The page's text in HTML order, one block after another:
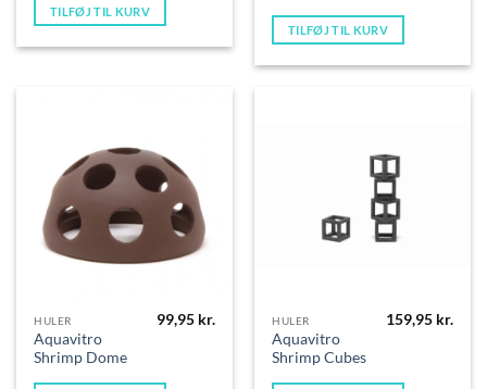
TILFØJ TIL KURV
TILFØJ TIL KURV
HULER
Aquavitro
Shrimp Dome
99,95 kr. HULER
Aquavitro
Shrimp Cubes
159,95 kr.